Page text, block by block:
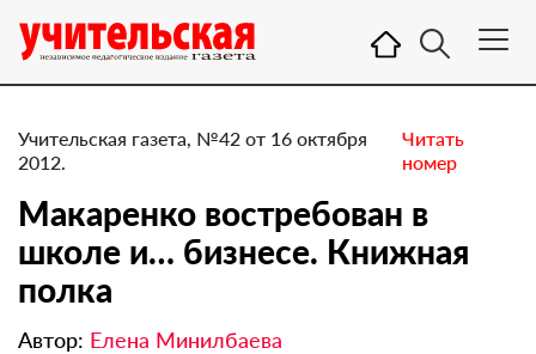
Учительская газета, №42 от 16 октября
2012.
Читать
номер
Макаренко востребован в
школе и… бизнесе. Книжная
полка
Автор: Елена Минилбаева